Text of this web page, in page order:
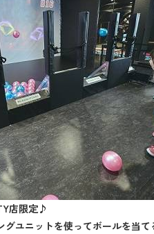
店限定♪
グユニットを使ってボールを当